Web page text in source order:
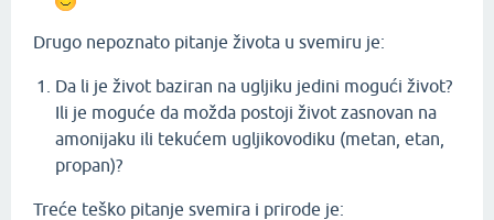
Drugo nepoznato pitanje života u svemiru je:
Da li je život baziran na ugljiku jedini mogući život?
Ili je moguće da možda postoji život zasnovan na
amonijaku ili tekućem ugljikovodiku (metan, etan,
propan)?
Treće teško pitanje svemira i prirode je: